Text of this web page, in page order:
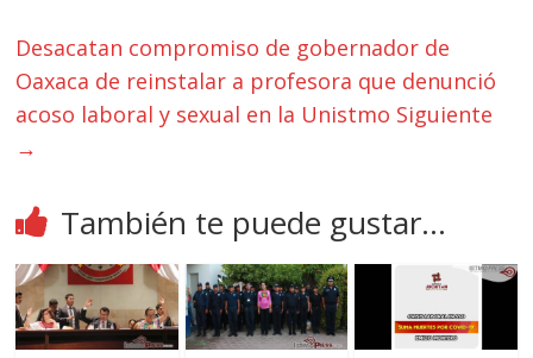
Desacatan compromiso de gobernador de
Oaxaca de reinstalar a profesora que denunció
acoso laboral y sexual en la Unistmo Siguiente
→
También te puede gustar...